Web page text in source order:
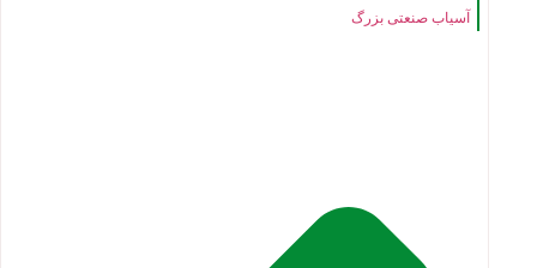
آسیاب صنعتی بزرگ